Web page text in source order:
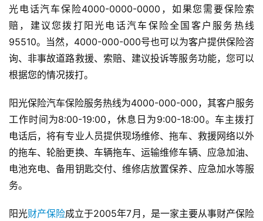
光电话汽车保险4000-0000-0000，如果您需要保险索
赔，建议您拨打阳光电话汽车保险全国客户服务热线
95510。当然，4000-000-000号也可以为客户提供保险咨
询、非事故道路救援、索赔、建议投诉等服务功能，您可以
根据您的情况拨打。
阳光保险汽车保险服务热线为4000-000-000，其客户服务
工作时间为8:00-19:00，休息日为9:00-18:00。车主拨打
电话后，将有专业人员提供现场维修、拖车、救援网络以外
的拖车、轮胎更换、车辆拖车、运输维修车辆、应急加油、
电池充电、备用钥匙交付、维修店放置保养、应急加水等服
务。
阳光财产保险成立于2005年7月，是一家主要从事财产保险